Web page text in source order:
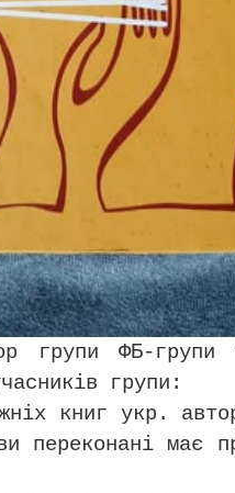
групи ФБ-групи
групи:
книг укр.
переконані має